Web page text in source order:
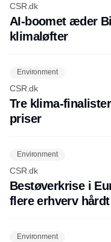
CSR.dk
AI-boomet æder
klimaløfter
Environment
CSR.dk
Tre klima-
priser
Environment
CSR.dk
Bestøverkrise i
flere erhverv hårdt
Environment